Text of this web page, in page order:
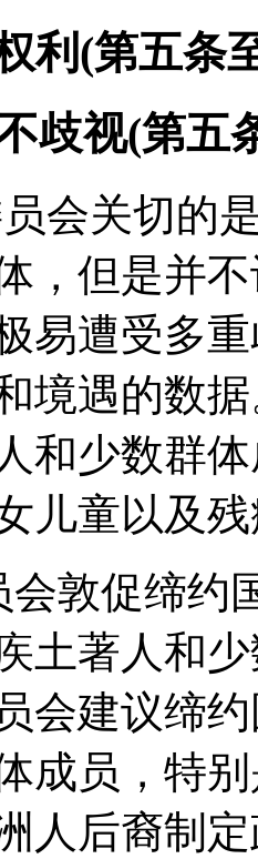
利(第五条
歧视(第五
会关切的
，但是并
易遭受多
境遇的数
和少数群
儿童以及
会敦促缔约
土著人和
会建议缔
成员，特
人后裔制